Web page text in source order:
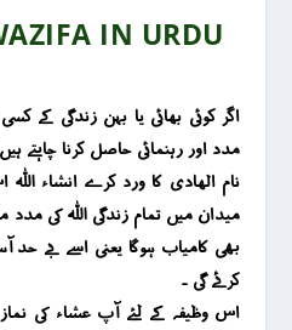
IN URDU
اگر کوئی بھائی یا بہن زندگی کے
نام الھادی کا ورد کرے انشاء
میدان میں تمام زندگی اللہ کی مدد
بھی کامیاب ہوگا یعنی اسے بے حد
کرئے گی ۔